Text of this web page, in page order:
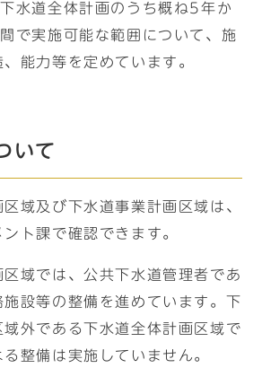
水道全体計画のうち概ね5年か
で実施可能な範囲について、施
能力等を定めています。
いて
域及び下水道事業計画区域は、
ト課で確認できます。
域では、公共下水道管理者であ
施設等の整備を進めています。下
外である下水道全体計画区域で
整備は実施していません。